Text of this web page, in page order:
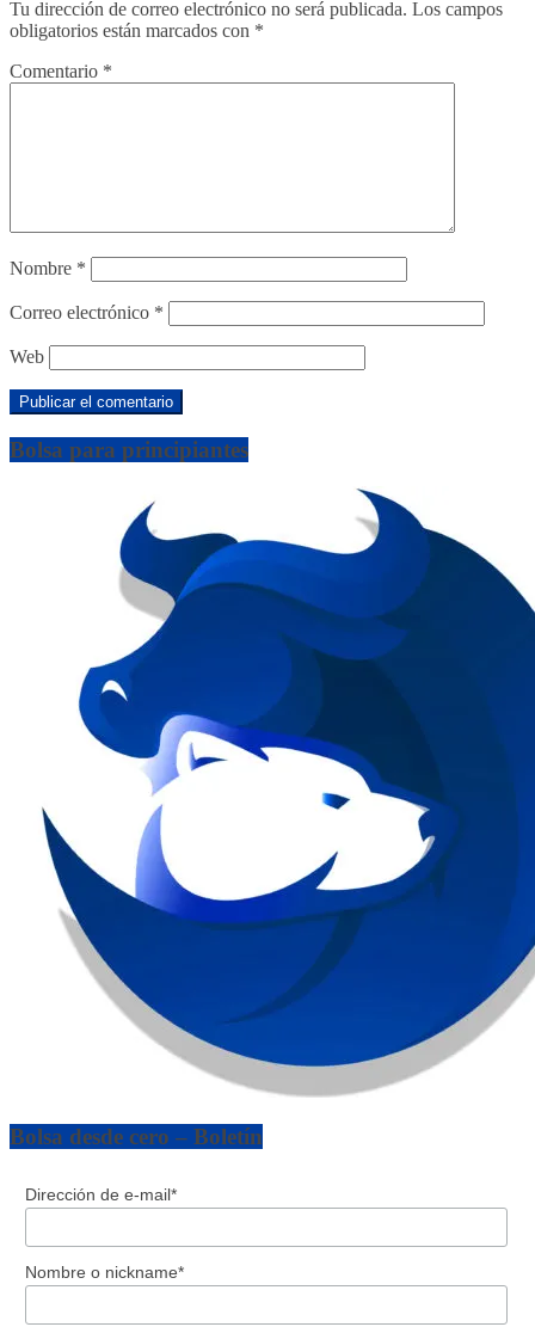
Tu dirección de correo electrónico no será publicada. Los campos
obligatorios están marcados con *
Comentario *
Nombre *
Correo electrónico *
Web
Bolsa para principiantes
Bolsa desde cero – Boletín
Dirección de e-mail*
Nombre o nickname*